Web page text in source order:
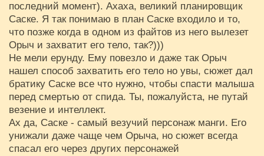
последний момент). Ахаха, великий планировщик
Саске. Я так понимаю в план Саске входило и то,
что позже когда в одном из файтов из него вылезет
Орыч и захватит его тело, так?)))
Не мели ерунду. Ему повезло и даже так Орыч
нашел способ захватить его тело но увы, сюжет дал
братику Саске все что нужно, чтобы спасти малыша
перед смертью от спида. Ты, пожалуйста, не путай
везение и интеллект.
Ах да, Саске - самый везучий персонаж манги. Его
унижали даже чаще чем Орыча, но сюжет всегда
спасал его через других персонажей